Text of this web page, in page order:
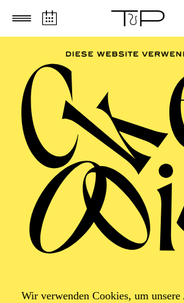
Zum Hauptinhalt springen Zum
Wir verwenden Cookies, um